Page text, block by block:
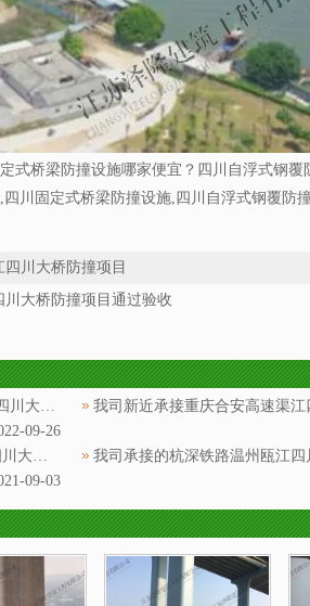
式桥梁防撞设施哪家便宜？四川自浮式钢
川固定式桥梁防撞设施,四川自浮式钢覆防
川大桥防撞项目
大桥防撞项目通过验收
我司承接的重庆轨道交通3号线渝澳四川大桥防撞项目,安装顺利完成
09-26
我司新近承接广东揭阳进贤门景观四川大桥防撞项目
09-03